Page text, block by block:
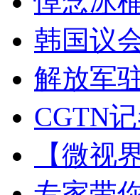
韩国议
解放军
CGTN
【微视